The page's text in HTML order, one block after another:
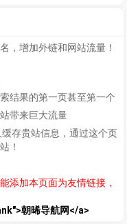
，增加外链和网站流量！
结果的第一页甚至第一个
带来巨大流量
存贵站信息，通过这个页
！
添加本页面为友情链接，
朝晞导航网</a>